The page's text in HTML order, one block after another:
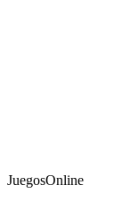
JuegosOnline